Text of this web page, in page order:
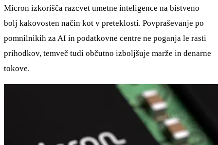
Micron izkorišča razcvet umetne inteligence na bistveno
bolj kakovosten način kot v preteklosti. Povpraševanje po
pomnilnikih za AI in podatkovne centre ne poganja le rasti
prihodkov, temveč tudi občutno izboljšuje marže in denarne
tokove.